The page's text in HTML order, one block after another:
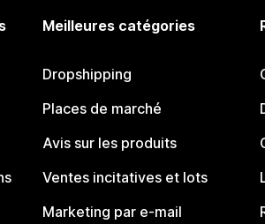
Meilleures catégories
Dropshipping
Places de marché
Avis sur les produits
Ventes incitatives et lots
Marketing par e-mail